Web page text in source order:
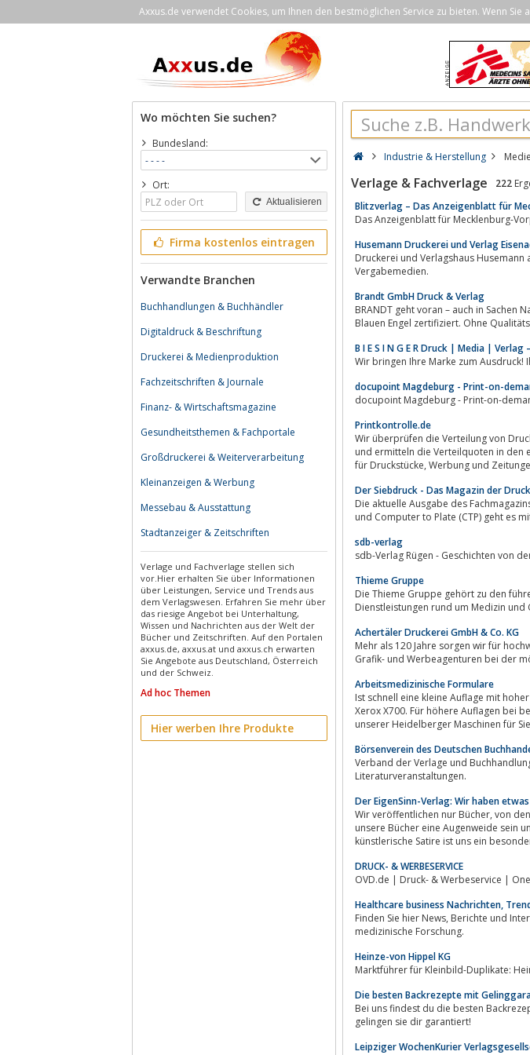
Axxus.de verwendet Cookies, um Ihnen den bestmöglichen Service zu bieten. Wenn
Wo möchten Sie suchen?
Bundesland:
Ort:
Aktualisieren
Firma kostenlos eintragen
Verwandte Branchen
Buchhandlungen & Buchhändler
Digitaldruck & Beschriftung
Druckerei & Medienproduktion
Fachzeitschriften & Journale
Finanz- & Wirtschaftsmagazine
Gesundheitsthemen & Fachportale
Großdruckerei & Weiterverarbeitung
Kleinanzeigen & Werbung
Messebau & Ausstattung
Stadtanzeiger & Zeitschriften
Verlage und Fachverlage stellen sich
vor.Hier erhalten Sie über Informationen
über Leistungen, Service und Trends aus
dem Verlagswesen. Erfahren Sie mehr über
das riesige Angebot bei Unterhaltung,
Wissen und Nachrichten aus der Welt der
Bücher und Zeitschriften. Auf den Portalen
axxus.de, axxus.at und axxus.ch erwarten
Sie Angebote aus Deutschland, Österreich
und der Schweiz.
Ad hoc Themen
Hier werben Ihre Produkte
Industrie & Herstellung
Verlage & Fachverlage 222
Blitzverlag – Das Anzeigenblatt für
Das Anzeigenblatt für Mecklenburg-
Husemann Druckerei und Verlag
Druckerei und Verlagshaus Husemann aus Eisenach, der Spezialist für Offset- und
Vergabemedien.
Brandt GmbH Druck & Verlag
BRANDT geht voran – auch in Sachen
Blauen Engel zertifiziert. Ohne
B I E S I N G E R Druck | Media |
Wir bringen Ihre Marke zum Ausdruck!
docupoint Magdeburg - Print-on-
docupoint Magdeburg - Print-on-
Printkontrolle.de
Wir überprüfen die Verteilung von
und ermitteln die Verteilquoten in den
für Druckstücke, Werbung und
Der Siebdruck - Das Magazin der
Die aktuelle Ausgabe des
und Computer to Plate (CTP) geht es
sdb-verlag
Thieme Gruppe
Die Thieme Gruppe gehört zu den führenden Anbietern von
Dienstleistungen rund um Medizin
Achertäler Druckerei GmbH & Co. KG
Mehr als 120 Jahre sorgen wir für
Grafik- und Werbeagenturen bei der
Arbeitsmedizinische Formulare
Ist schnell eine kleine Auflage mit
Xerox X700. Für höhere Auflagen bei
unserer Heidelberger Maschinen für
Börsenverein des Deutschen
Verband der Verlage und Buchhandlungen der Länder Berlin und Viele
Literaturveranstaltungen.
Der EigenSinn-Verlag: Wir haben
Wir veröffentlichen nur Bücher, von denen wir meinen, dass sie gelesen werden sollten. Aus Zuneigung zum Leser müssen
unsere Bücher eine Augenweide sein
künstlerische Satire ist uns ein
DRUCK- & WERBESERVICE
OVD.de | Druck- & Werbeservice |
Healthcare business Nachrichten,
Finden Sie hier News, Berichte und Interviews über neueste Trends in der Medizintechnik, innovative Verfahren und
medizinische Forschung.
Heinze-von Hippel KG
Die besten Backrezepte mit
Bei uns findest du die besten
gelingen sie dir garantiert!
Leipziger WochenKurier